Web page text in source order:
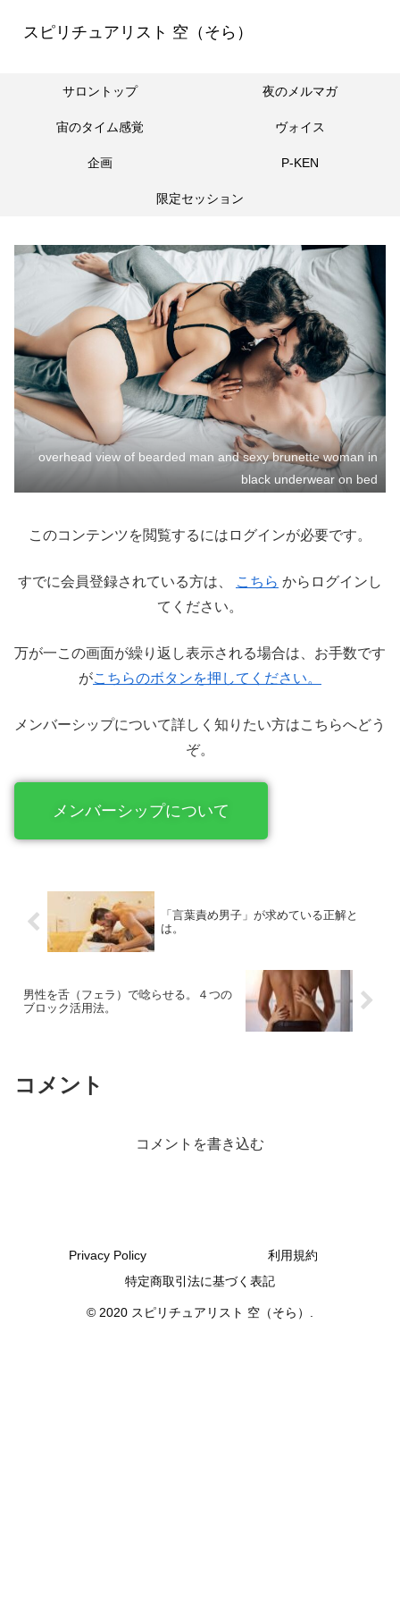
スピリチュアリスト 空（そら）
サロントップ 夜のメルマガ
宙のタイム感覚 ヴォイス
企画 P-KEN
限定セッション
overhead view of bearded man and sexy brunette woman in
black underwear on bed
このコンテンツを閲覧するにはログインが必要です。
すでに会員登録されている方は、 こちら からログインし
てください。
万が一この画面が繰り返し表示される場合は、お手数です
がこちらのボタンを押してください。
メンバーシップについて詳しく知りたい方はこちらへどう
ぞ。
メンバーシップについて
「言葉責め男子」が求めている正解と
は。
男性を舌（フェラ）で唸らせる。４つの
ブロック活用法。
コメント
コメントを書き込む
Privacy Policy
利用規約
特定商取引法に基づく表記
© 2020 スピリチュアリスト 空（そら）.